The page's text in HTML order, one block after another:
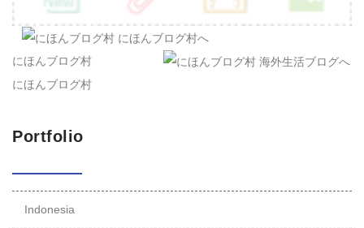
にほんブログ村
にほんブログ村
Portfolio
Indonesia